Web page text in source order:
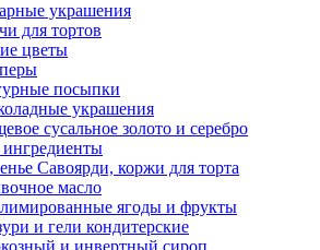
украшения
для тортов
цветы
посыпки
украшения
сусальное золото и серебро
Савоярди, коржи для торта
масло
ягоды и фрукты
и гели кондитерские
и инвертный сироп